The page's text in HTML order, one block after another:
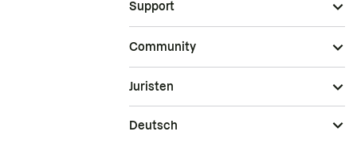
Support
Community
Juristen
Deutsch